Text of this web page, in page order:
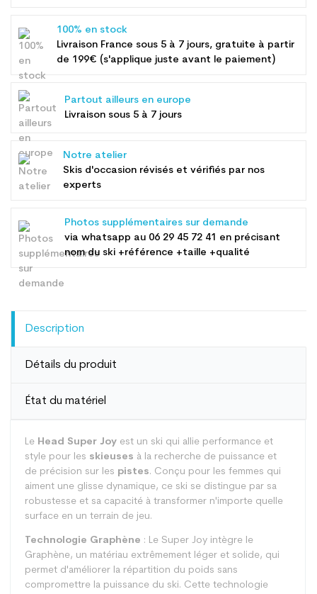
100% en stock
Livraison France sous 5 à 7 jours, gratuite à partir
de 199€ (s'applique juste avant le paiement)
Partout ailleurs en europe
Livraison sous 5 à 7 jours
Notre atelier
Skis d'occasion révisés et vérifiés par nos
experts
Photos supplémentaires sur demande
via whatsapp au 06 29 45 72 41 en précisant
nom du ski +référence +taille +qualité
Description
Détails du produit
État du matériel
Le Head Super Joy est un ski qui allie performance et
style pour les skieuses à la recherche de puissance et
de précision sur les pistes. Conçu pour les femmes qui
aiment une glisse dynamique, ce ski se distingue par sa
robustesse et sa capacité à transformer n'importe quelle
surface en un terrain de jeu.
Technologie Graphène : Le Super Joy intègre le
Graphène, un matériau extrêmement léger et solide, qui
permet d'améliorer la répartition du poids sans
compromettre la puissance du ski. Cette technologie